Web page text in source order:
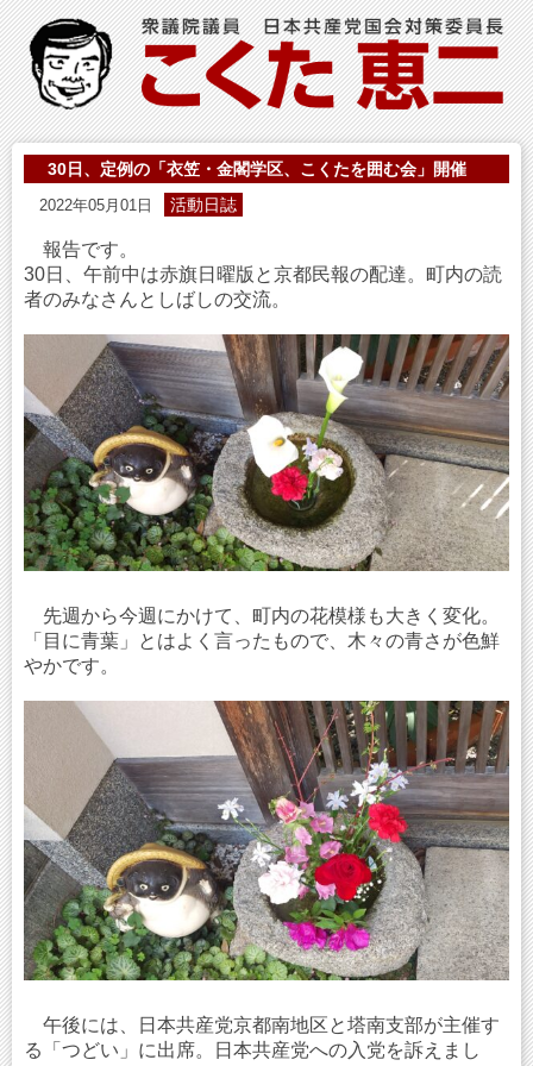
30日、定例の「衣笠・金閣学区、こくたを囲む会」開催
2022年05月01日 活動日誌
報告です。
30日、午前中は赤旗日曜版と京都民報の配達。町内の読
者のみなさんとしばしの交流。
先週から今週にかけて、町内の花模様も大きく変化。
「目に青葉」とはよく言ったもので、木々の青さが色鮮
やかです。
午後には、日本共産党京都南地区と塔南支部が主催す
る「つどい」に出席。日本共産党への入党を訴えまし